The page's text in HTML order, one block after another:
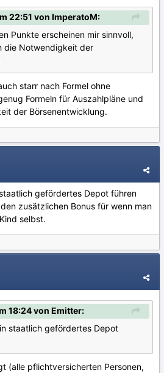
22:51 von ImperatoM:
Punkte erscheinen mir sinnvoll,
die Notwendigkeit der
starr nach Formel ohne
Formeln für Auszahlpläne und
der Börsenentwicklung.
gefördertes Depot führen
zusätzlichen Bonus für wenn man
selbst.
18:24 von Emitter:
staatlich gefördertes Depot
(alle pflichtversicherten Personen,